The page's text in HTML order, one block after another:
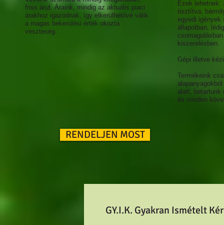
friss árut. Áraink, mindig az aktuális piaci
árakhoz igazodnak, így elkerülhetővé válik
a magas bekerülési érték okozta
veszteség.
RENDELJEN MOST
Ezek lehetnek:
tisztítva,
egyedi igények
állapotban,
kiszerelésben.
Gépi illetve
Termékeink
alatt, betartunk
és minden
GY.I.K. Gyakran Ismételt